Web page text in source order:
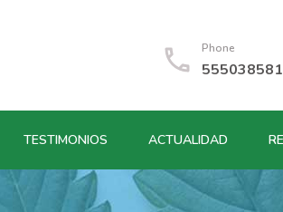
Phone
TESTIMONIOS ACTUALIDAD